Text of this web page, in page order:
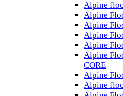
Alpine
Alpine
Alpine
Alpine
Alpine
Alpine
CORE
Alpine
Alpine